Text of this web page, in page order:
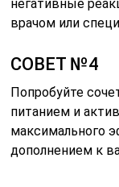
негативные
врачом или
СОВЕТ №4
Попробуйте
питанием и
максимального
дополнением к